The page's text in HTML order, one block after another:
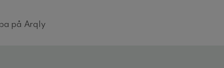
på Arqly